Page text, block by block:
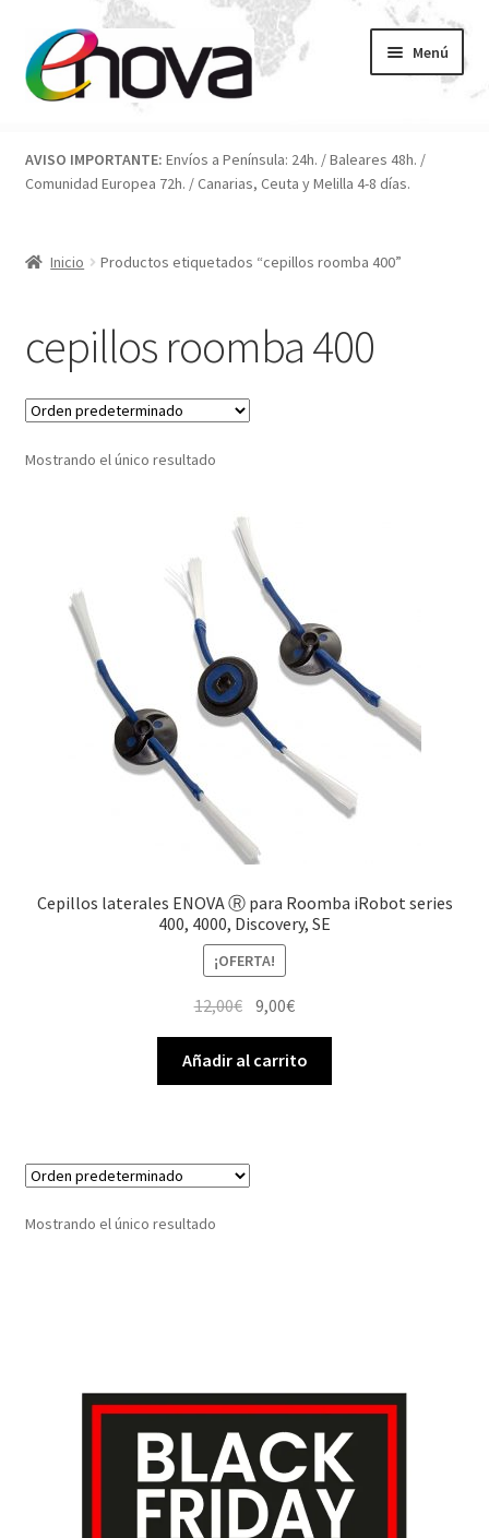
a
la
al
contenido
Menú
Blog
Contacto
ENOVA
AVISO IMPORTANTE: Envíos a Península: 24h. / Baleares 48h. /
Comunidad Europea 72h. / Canarias, Ceuta y Melilla 4-8 días.
Inicio Productos etiquetados “cepillos roomba 400”
cepillos roomba 400
Mostrando el único resultado
Cepillos laterales ENOVA Ⓡ para Roomba iRobot series
400, 4000, Discovery, SE
¡OFERTA!
12,00€ El
original
era:
9,00€El
actual
es:
Añadir al carrito
Mostrando el único resultado